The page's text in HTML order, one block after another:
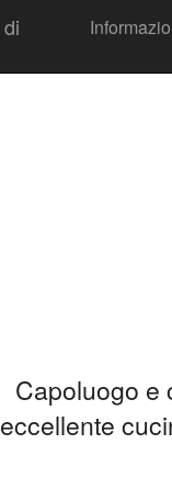
Capoluogo e
eccellente